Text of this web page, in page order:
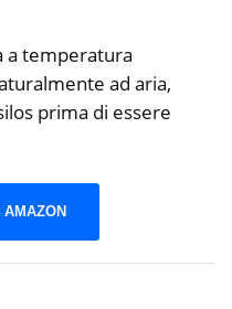
a temperatura
ad aria,
prima di essere